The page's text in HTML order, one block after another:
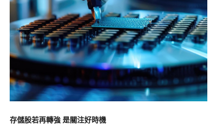
存儲股若再轉強 是關注好時機